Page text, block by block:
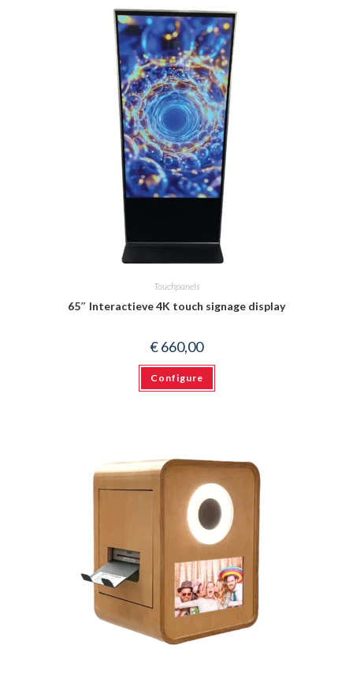
Deze
optie
kan
Touchpanels
65″ Interactieve 4K touch signage display
€660,00
Configure